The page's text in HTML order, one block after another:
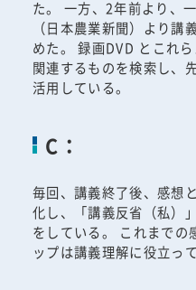
た。 一方、2年前より、
（日本農業新聞）より講
めた。 録画DVD とこれ
関連するものを検索し、
活用している。
C：
毎回、講義終了後、感想
化し、「講義反省（私）
をしている。 これまでの
ップは講義理解に役立っ